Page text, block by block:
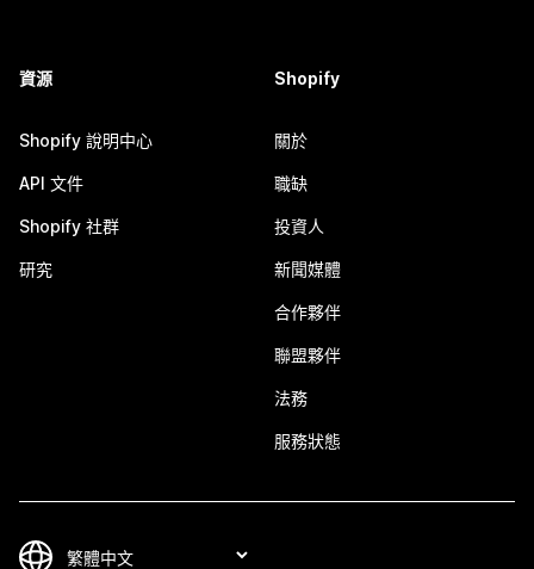
資源
Shopify 說明中心
API 文件
Shopify 社群
研究
Shopify
關於
職缺
投資人
新聞媒體
合作夥伴
聯盟夥伴
法務
服務狀態